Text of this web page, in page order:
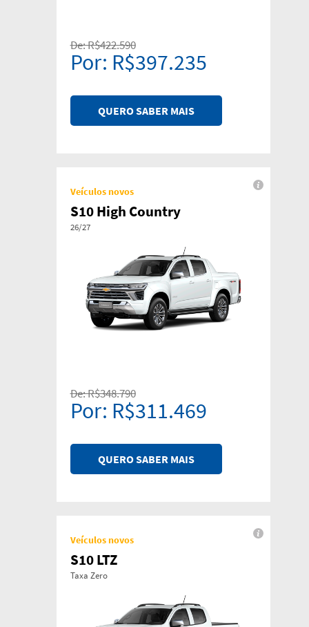
De: R$422.590
Por: R$397.235
QUERO SABER MAIS
Veículos novos
S10 High Country
26/27
De: R$348.790
Por: R$311.469
QUERO SABER MAIS
Veículos novos
S10 LTZ
Taxa Zero